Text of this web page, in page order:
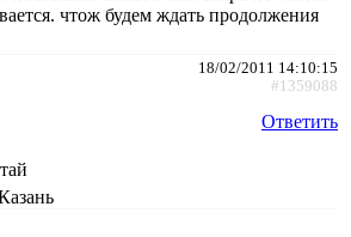
чтож будем ждать продолжения
18/02/2011 14:10:15
#1359088
Ответить